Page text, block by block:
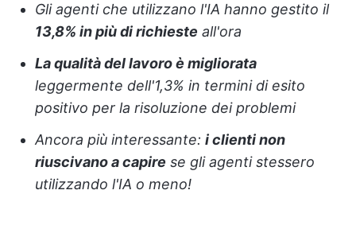
Gli agenti che utilizzano l'IA hanno gestito il
13,8% in più di richieste all'ora
La qualità del lavoro è migliorata
leggermente dell'1,3% in termini di esito
positivo per la risoluzione dei problemi
Ancora più interessante: i clienti non
riuscivano a capire se gli agenti stessero
utilizzando l'IA o meno!